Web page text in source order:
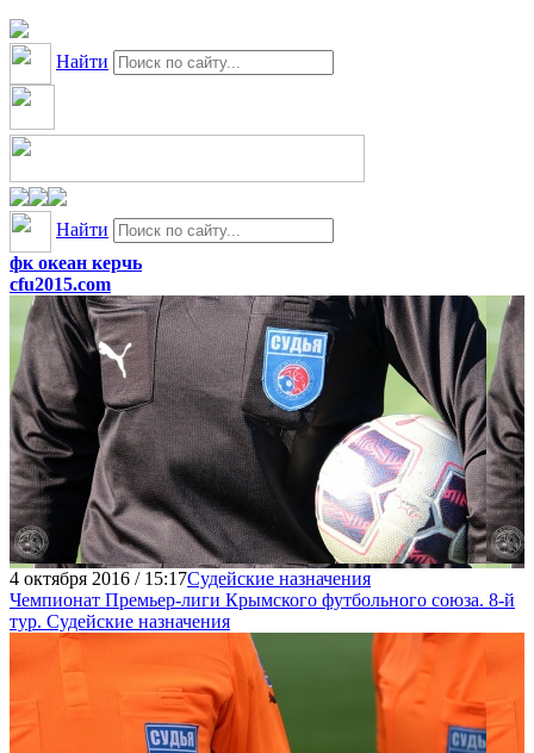
Найти
Найти
фк океан керчь
cfu2015.com
4 октября 2016 / 15:17Судейские назначения
Чемпионат Премьер-лиги Крымского футбольного союза. 8-й
тур. Судейские назначения